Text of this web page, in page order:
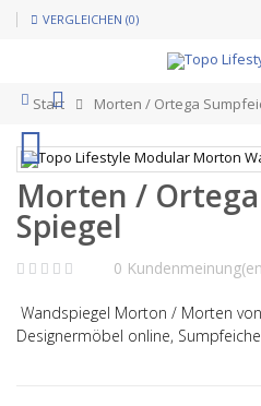
VERGLEICHEN (0)
Start Morten / Ortega
Morten /
Spiegel
0
Wandspiegel Morton / Morten
Designermöbel online,